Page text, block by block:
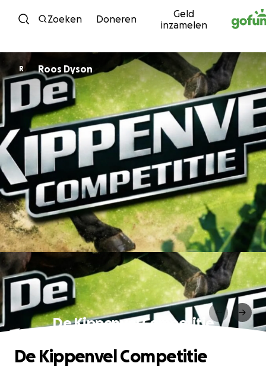
Ga naar inhoud
Zoeken Doneren
Geld
inzamelen
R Roos Dyson
De Kippenvel Competitie
De Kippenvel Competitie